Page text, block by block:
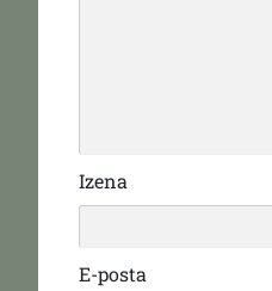
Izena
E-posta